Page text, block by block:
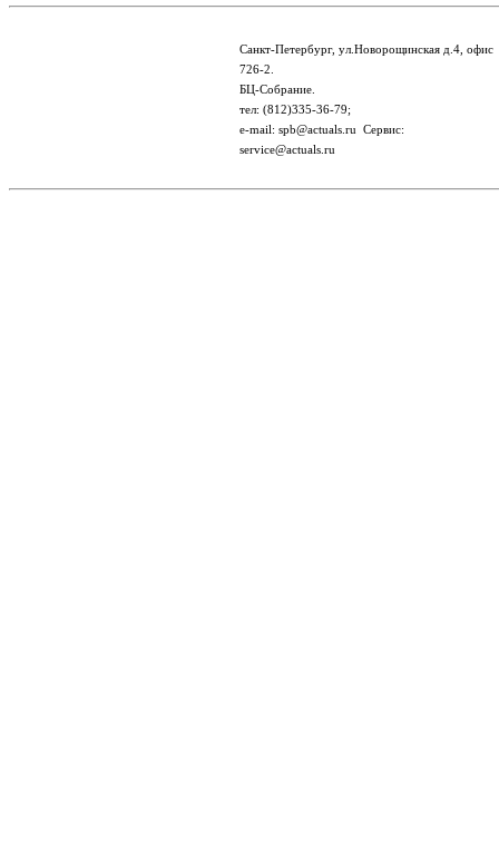
Санкт-Петербург, ул.Новорощинская д.4, офис
726-2.
БЦ-Собрание.
тел: (812)335-36-79;
e-mail: spb@actuals.ru Сервис:
service@actuals.ru